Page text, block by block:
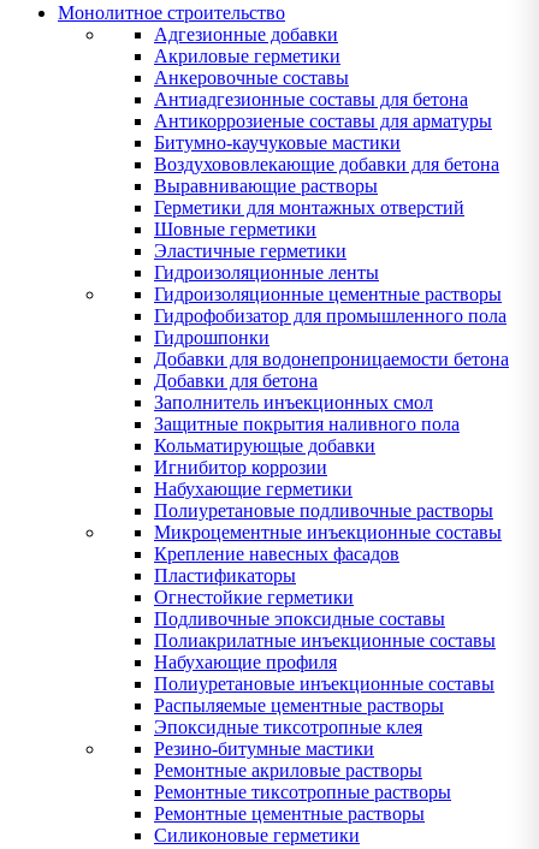
Монолитное строительство
Адгезионные добавки
Акриловые герметики
Анкеровочные составы
Антиадгезионные составы для бетона
Антикоррозиеные составы для арматуры
Битумно-каучуковые мастики
Воздухововлекающие добавки для бетона
Выравнивающие растворы
Герметики для монтажных отверстий
Шовные герметики
Эластичные герметики
Гидроизоляционные ленты
Гидроизоляционные цементные растворы
Гидрофобизатор для промышленного пола
Гидрошпонки
Добавки для водонепроницаемости бетона
Добавки для бетона
Заполнитель инъекционных смол
Защитные покрытия наливного пола
Кольматирующые добавки
Игнибитор коррозии
Набухающие герметики
Полиуретановые подливочные растворы
Микроцементные инъекционные составы
Крепление навесных фасадов
Пластификаторы
Огнестойкие герметики
Подливочные эпоксидные составы
Полиакрилатные инъекционные составы
Набухающие профиля
Полиуретановые инъекционные составы
Распыляемые цементные растворы
Эпоксидные тиксотропные клея
Резино-битумные мастики
Ремонтные акриловые растворы
Ремонтные тиксотропные растворы
Ремонтные цементные растворы
Силиконовые герметики